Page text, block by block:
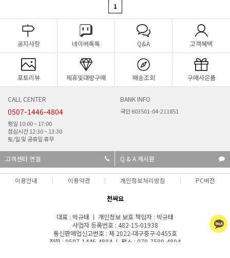
1
공지사항 네이버톡톡 Q&A 고객혜택
포토리뷰 제휴및대량구매 배송조회 구매사은품
CALL CENTER
0507-1446-4804
평일 10:00 ~ 17:00
점심시간 12:30 ~ 13:30
토/일 및 공휴일 휴무
BANK INFO
국민 603501-04-211851
고객센터 연결 Q & A 게시판
이용안내 이용약관 개인정보처리방침 PC버전
천싸요
대표 : 박규태 ㅣ 개인정보 보호 책임자 : 박규태
사업자 등록번호 : 482-15-01938
통신판매업신고번호 : 제 2022-대구중구-0455호
전화 : 0507-1446-4804 ㅣ 팩스 : 070-7580-4804